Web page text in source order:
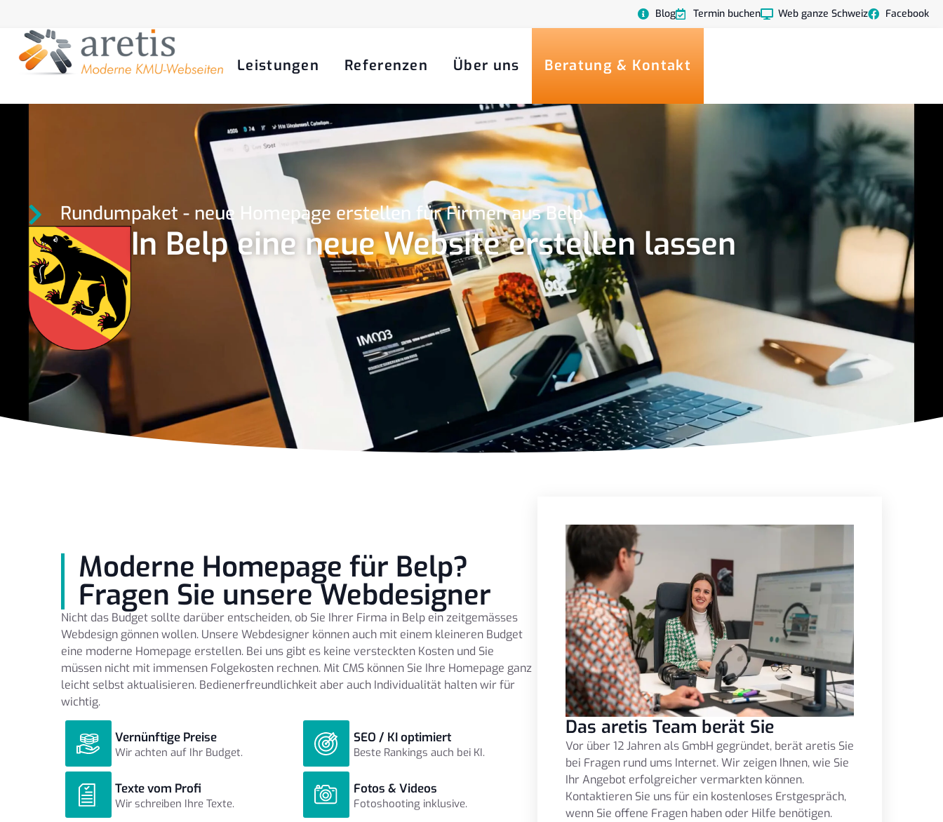
Blog Termin buchen Web ganze Schweiz Facebook
Leistungen Referenzen Über uns Beratung & Kontakt
Rundumpaket - neue Homepage erstellen für Firmen aus Belp
In Belp eine neue Website erstellen lassen
Moderne Homepage für Belp?
Fragen Sie unsere Webdesigner
Nicht das Budget sollte darüber entscheiden, ob Sie Ihrer Firma in Belp ein zeitgemässes
Webdesign gönnen wollen. Unsere Webdesigner können auch mit einem kleineren Budget
eine moderne Homepage erstellen. Bei uns gibt es keine versteckten Kosten und Sie
müssen nicht mit immensen Folgekosten rechnen. Mit CMS können Sie Ihre Homepage ganz
leicht selbst aktualisieren. Bedienerfreundlichkeit aber auch Individualität halten wir für
wichtig.
Vernünftige Preise
Wir achten auf Ihr Budget.
SEO / KI optimiert
Beste Rankings auch bei KI.
Texte vom Profi
Wir schreiben Ihre Texte.
Fotos & Videos
Fotoshooting inklusive.
Das aretis Team berät Sie
Vor über 12 Jahren als GmbH gegründet, berät aretis Sie
bei Fragen rund ums Internet. Wir zeigen Ihnen, wie Sie
Ihr Angebot erfolgreicher vermarkten können.
Kontaktieren Sie uns für ein kostenloses Erstgespräch,
wenn Sie offene Fragen haben oder Hilfe benötigen.